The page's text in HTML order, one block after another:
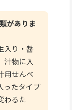
がありま
入り・醤
汁物に入
用せんべ
ったタイプ
わるた